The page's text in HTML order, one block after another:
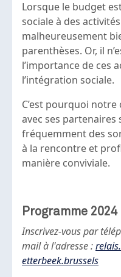
Lorsque le budget
sociale à des
malheureusement
parenthèses. Or, il
l’importance de ces
l’intégration sociale.
C’est pourquoi
avec ses
fréquemment des
à la rencontre et
manière conviviale.
Programme 2024
Inscrivez-vous par
mail à l'adresse :
etterbeek.brussels